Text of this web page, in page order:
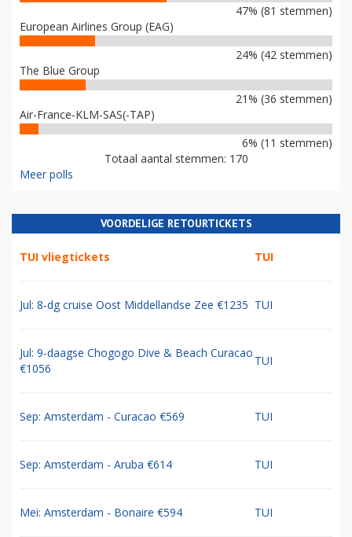
47% (81 stemmen)
European Airlines Group (EAG)
24% (42 stemmen)
The Blue Group
21% (36 stemmen)
Air-France-KLM-SAS(-TAP)
6% (11 stemmen)
Totaal aantal stemmen: 170
Meer polls
VOORDELIGE RETOURTICKETS
TUI vliegtickets TUI
Jul: 8-dg cruise Oost Middellandse Zee €1235 TUI
Jul: 9-daagse Chogogo Dive & Beach Curacao
€1056
TUI
Sep: Amsterdam - Curacao €569 TUI
Sep: Amsterdam - Aruba €614 TUI
Mei: Amsterdam - Bonaire €594 TUI